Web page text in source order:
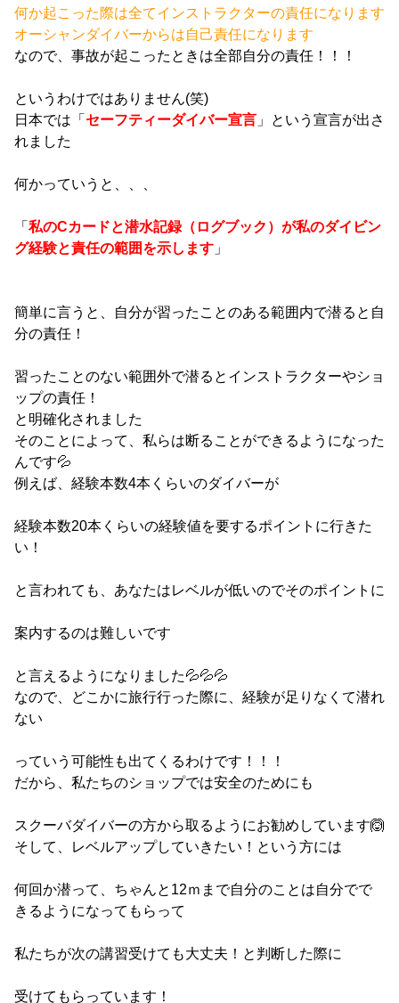
何か起こった際は全てインストラクターの責任になります
オーシャンダイバーからは自己責任になります
なので、事故が起こったときは全部自分の責任！！！
というわけではありません(笑)
日本では「 セーフティーダイバー宣言 」という宣言が出さ
れました
何かっていうと、、、
「 私のCカードと潜水記録（ログブック）が私のダイビン
グ経験と責任の範囲を示します 」
簡単に言うと、自分が習ったことのある範囲内で潜ると自
分の責任！
習ったことのない範囲外で潜るとインストラクターやショ
ップの責任！
と明確化されました
そのことによって、私らは断ることができるようになった
んです💦
例えば、経験本数4本くらいのダイバーが
経験本数20本くらいの経験値を要するポイントに行きた
い！
と言われても、あなたはレベルが低いのでそのポイントに
案内するのは難しいです
と言えるようになりました💦💦💦
なので、どこかに旅行行った際に、経験が足りなくて潜れ
ない
っていう可能性も出てくるわけです！！！
だから、私たちのショップでは安全のためにも
スクーバダイバーの方から取るようにお勧めしています🙆
そして、レベルアップしていきたい！という方には
何回か潜って、ちゃんと12ｍまで自分のことは自分でで
きるようになってもらって
私たちが次の講習受けても大丈夫！と判断した際に
受けてもらっています！